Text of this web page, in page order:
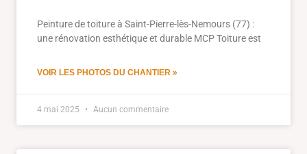
Peinture de toiture à Saint-Pierre-lès-Nemours (77) :
une rénovation esthétique et durable MCP Toiture est
VOIR LES PHOTOS DU CHANTIER »
4 mai 2025 Aucun commentaire